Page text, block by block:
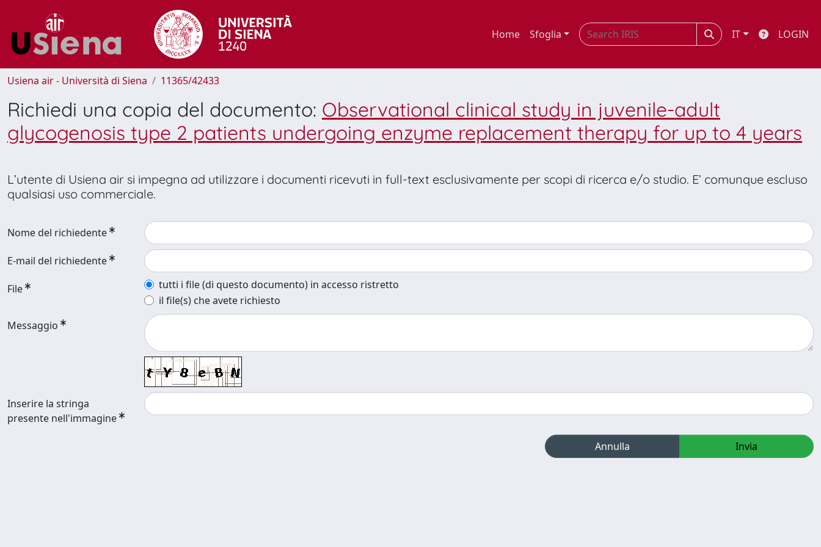
Home Sfoglia IT LOGIN
Usiena air - Università di Siena 11365/42433
Richiedi una copia del documento: Observational clinical study in juvenile-adult
glycogenosis type 2 patients undergoing enzyme replacement therapy for up to 4 years
L’utente di Usiena air si impegna ad utilizzare i documenti ricevuti in full-text esclusivamente per scopi di ricerca e/o studio. E’ comunque escluso
qualsiasi uso commerciale.
Nome del richiedente
E-mail del richiedente
File
tutti i file (di questo documento) in accesso ristretto
il file(s) che avete richiesto
Messaggio
Inserire la stringa
presente nell'immagine
Annulla Invia